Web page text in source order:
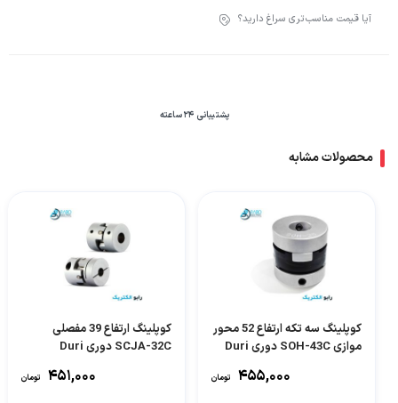
آیا قیمت مناسب‌تری سراغ دارید؟
پشتیبانی 24 ساعته
محصولات مشابه
کوپلینگ سه تکه ارتفاع 52 محور
موازی SOH-43C دوری Duri
۴۵۵,۰۰۰ تومان
کوپلینگ ارتفاع 39 مفصلی
SCJA-32C دوری Duri
۴۵۱,۰۰۰ تومان